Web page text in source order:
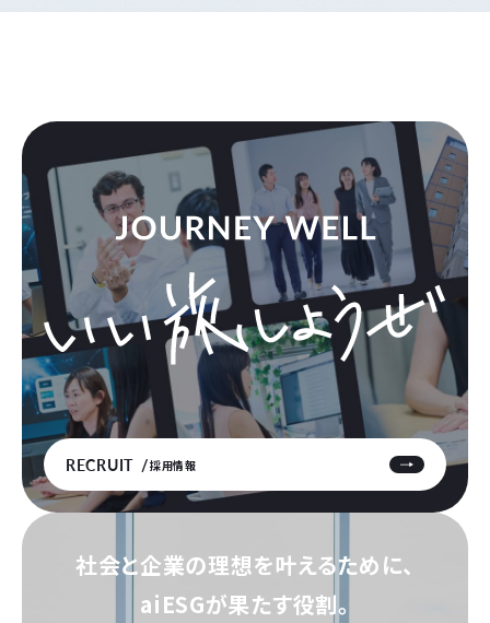
RECRUIT 採用情報
社会と企業の理想を叶えるために、
aiESGが果たす役割。